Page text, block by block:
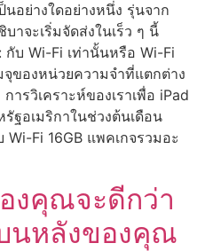
อย่างใดอย่างหนึ่ง รุ่นจาก
บาจะเริ่มจัดส่งในเร็ว ๆ นี้
กับ Wi-Fi เท่านั้นหรือ Wi-Fi
ของหน่วยความจำที่แตกต่าง
วิเคราะห์ของเราเพื่อ iPad
อเมริกาในช่วงต้นเดือน
Fi 16GB แพคเกจรวมอะ
งคุณจะดีกว่า
นหลังของคุณ